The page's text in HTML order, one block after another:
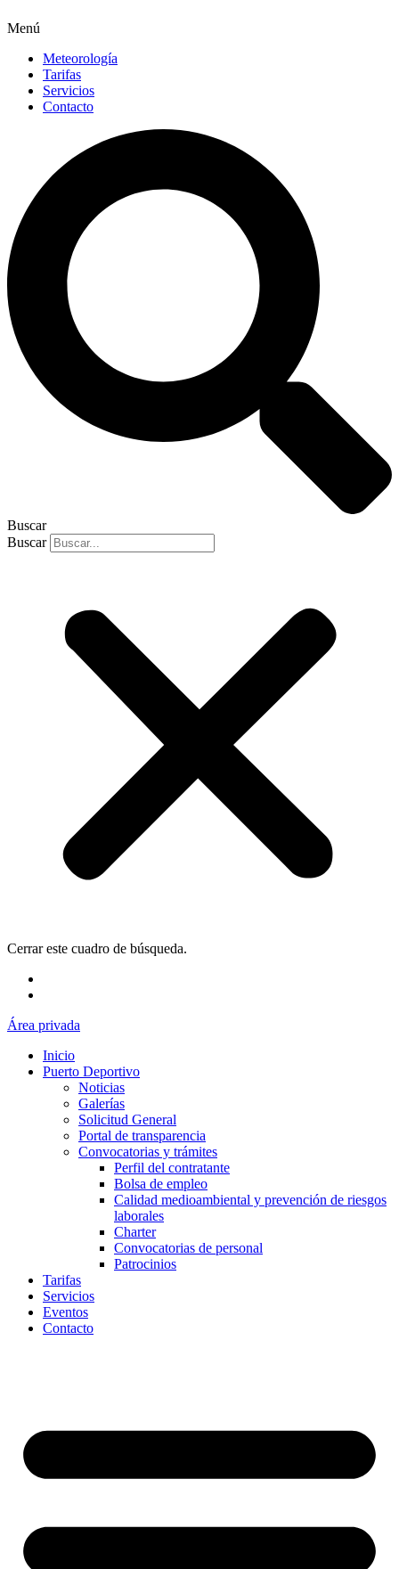
Menú
Meteorología
Tarifas
Servicios
Contacto
Buscar
Buscar
Cerrar este cuadro de búsqueda.
Área privada
Inicio
Puerto Deportivo
Noticias
Galerías
Solicitud General
Portal de transparencia
Convocatorias y trámites
Perfil del contratante
Bolsa de empleo
Calidad medioambiental y prevención de riesgos
laborales
Charter
Convocatorias de personal
Patrocinios
Tarifas
Servicios
Eventos
Contacto